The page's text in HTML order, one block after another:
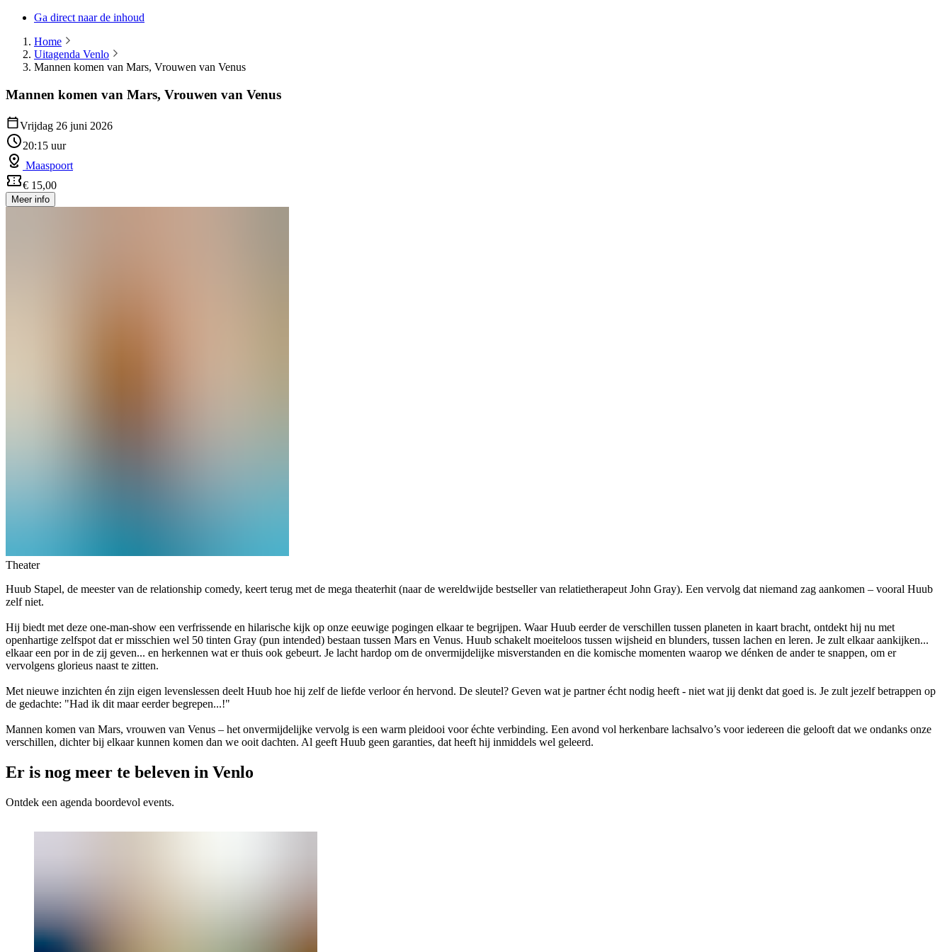
Ga direct naar de inhoud
Home
Uitagenda Venlo
Mannen komen van Mars, Vrouwen van Venus
Mannen komen van Mars, Vrouwen van Venus
Vrijdag 26 juni 2026
20:15 uur
Maaspoort
€ 15,00
Meer info
Theater
Huub Stapel, de meester van de relationship comedy, keert terug met de mega theaterhit (naar de wereldwijde bestseller van relatietherapeut John Gray). Een vervolg dat niemand zag aankomen – vooral Huub
zelf niet.
Hij biedt met deze one-man-show een verfrissende en hilarische kijk op onze eeuwige pogingen elkaar te begrijpen. Waar Huub eerder de verschillen tussen planeten in kaart bracht, ontdekt hij nu met
openhartige zelfspot dat er misschien wel 50 tinten Gray (pun intended) bestaan tussen Mars en Venus. Huub schakelt moeiteloos tussen wijsheid en blunders, tussen lachen en leren. Je zult elkaar aankijken...
elkaar een por in de zij geven... en herkennen wat er thuis ook gebeurt. Je lacht hardop om de onvermijdelijke misverstanden en die komische momenten waarop we dénken de ander te snappen, om er
vervolgens glorieus naast te zitten.
Met nieuwe inzichten én zijn eigen levenslessen deelt Huub hoe hij zelf de liefde verloor én hervond. De sleutel? Geven wat je partner écht nodig heeft - niet wat jij denkt dat goed is. Je zult jezelf betrappen op
de gedachte: "Had ik dit maar eerder begrepen...!"
Mannen komen van Mars, vrouwen van Venus – het onvermijdelijke vervolg is een warm pleidooi voor échte verbinding. Een avond vol herkenbare lachsalvo’s voor iedereen die gelooft dat we ondanks onze
verschillen, dichter bij elkaar kunnen komen dan we ooit dachten. Al geeft Huub geen garanties, dat heeft hij inmiddels wel geleerd.
Er is nog meer te beleven in Venlo
Ontdek een agenda boordevol events.